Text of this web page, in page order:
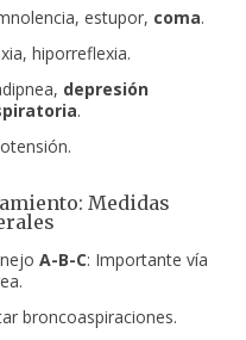
estupor, coma.
hiporreflexia.
depresión
.
Medidas
A-B-C: Importante vía
broncoaspiraciones.